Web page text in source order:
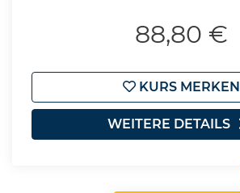
88,80 €
KURS MERKEN
WEITERE DETAILS